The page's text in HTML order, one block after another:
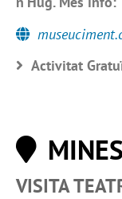
Activitat
VISITA